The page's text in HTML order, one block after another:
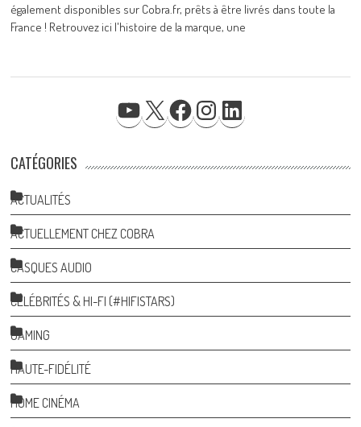
également disponibles sur Cobra.fr, prêts à être livrés dans toute la
France ! Retrouvez ici l'histoire de la marque, une
YOUTUBE
CATÉGORIES
ACTUALITÉS
ACTUELLEMENT CHEZ COBRA
CASQUES AUDIO
CÉLÉBRITÉS & HI-FI (#HIFISTARS)
GAMING
HAUTE-FIDÉLITÉ
HOME CINÉMA